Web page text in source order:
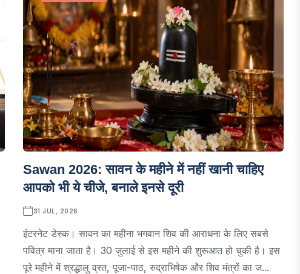
Sawan 2026: सावन के महीने में नहीं खानी चाहिए
आपको भी ये चीजे, बनाले इनसे दूरी
31 JUL, 2026
इंटरनेट डेस्क। सावन का महीना भगवान शिव की आराधना के लिए सबसे
पवित्र माना जाता है। 30 जुलाई से इस महीने की शुरूआत हो चुकी है। इस
पूरे महीने में श्रद्धालु व्रत, पूजा-पाठ, रुद्राभिषेक और शिव मंत्रों का ज...